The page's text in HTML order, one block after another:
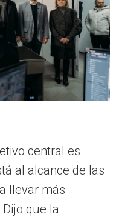
central es
al alcance de las
llevar más
que la